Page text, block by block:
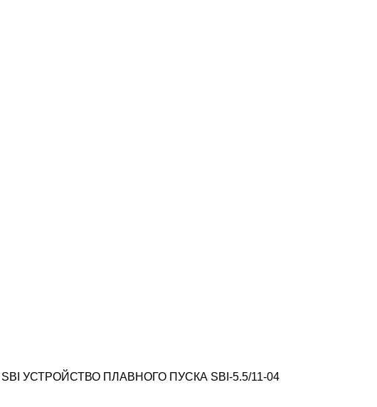
SBI УСТРОЙСТВО ПЛАВНОГО ПУСКА SBI-5.5/11-04